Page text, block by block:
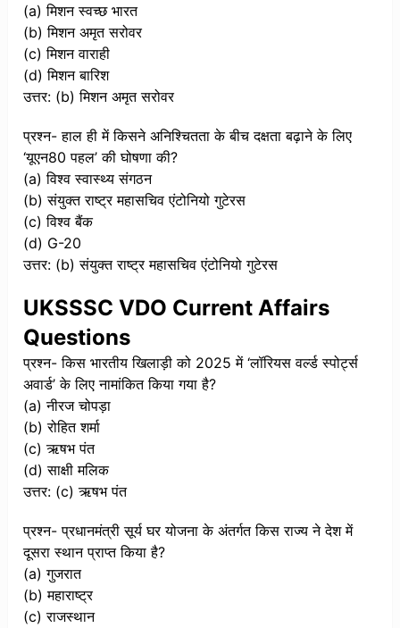
(a) मिशन स्वच्छ भारत
(b) मिशन अमृत सरोवर
(c) मिशन वाराही
(d) मिशन बारिश
उत्तर: (b) मिशन अमृत सरोवर
प्रश्न- हाल ही में किसने अनिश्चितता के बीच दक्षता बढ़ाने के लिए
‘यूएन80 पहल’ की घोषणा की?
(a) विश्व स्वास्थ्य संगठन
(b) संयुक्त राष्ट्र महासचिव एंटोनियो गुटेरस
(c) विश्व बैंक
(d) G-20
उत्तर: (b) संयुक्त राष्ट्र महासचिव एंटोनियो गुटेरस
UKSSSC VDO Current Affairs
Questions
प्रश्न- किस भारतीय खिलाड़ी को 2025 में ‘लॉरियस वर्ल्ड स्पोर्ट्स
अवार्ड’ के लिए नामांकित किया गया है?
(a) नीरज चोपड़ा
(b) रोहित शर्मा
(c) ऋषभ पंत
(d) साक्षी मलिक
उत्तर: (c) ऋषभ पंत
प्रश्न- प्रधानमंत्री सूर्य घर योजना के अंतर्गत किस राज्य ने देश में
दूसरा स्थान प्राप्त किया है?
(a) गुजरात
(b) महाराष्ट्र
(c) राजस्थान